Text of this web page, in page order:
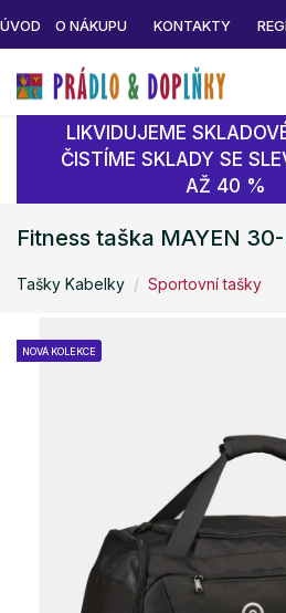
ÚVOD O NÁKUPU KONTAKTY
LIKVIDUJEME
ČISTÍME SKLADY SE
AŽ 40 %
Fitness taška MAYEN
Tašky Kabelky Sportovní tašky
NOVÁ KOLEKCE